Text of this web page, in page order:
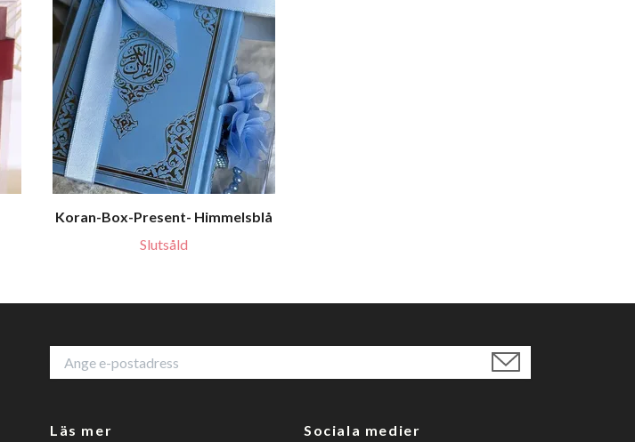
Koran-Box-Present- Himmelsblå
Slutsåld
Läs mer Sociala medier